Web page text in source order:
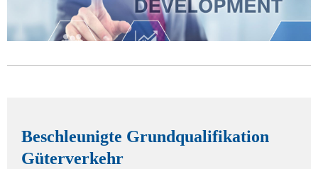
Beschleunigte Grundqualifikation
Güterverkehr